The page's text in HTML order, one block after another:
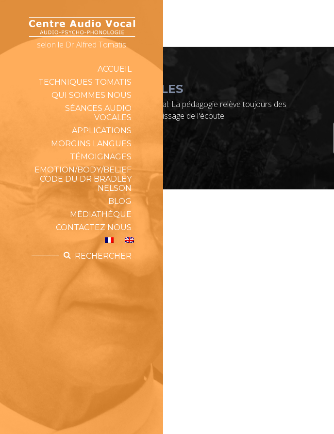
selon le Dr Alfred Tomatis
ACCUEIL
TECHNIQUES TOMATIS
QUI SOMMES NOUS
SÉANCES AUDIO
VOCALES
APPLICATIONS
MORGINS LANGUES
TÉMOIGNAGES
EMOTION/BODY/BELIEF
CODE DU DR BRADLEY
NELSON
BLOG
MÉDIATHÈQUE
CONTACTEZ NOUS
RECHERCHER
INFORMATIONS LÉGALES
Notre centre n'est pas un centre médical. La pédagogie relève toujours des
mécanismes et du processus d'apprentissage de l'écoute.
Copyright © Centre Audio-Vocal 2026